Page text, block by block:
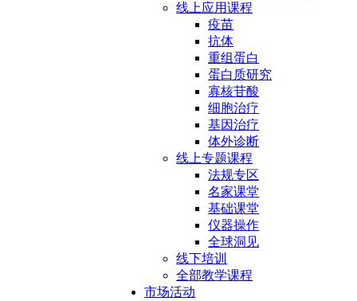
线上应用课程
疫苗
抗体
重组蛋白
蛋白质研究
寡核苷酸
细胞治疗
基因治疗
体外诊断
线上专题课程
法规专区
名家课堂
基础课堂
仪器操作
全球洞见
线下培训
全部教学课程
市场活动